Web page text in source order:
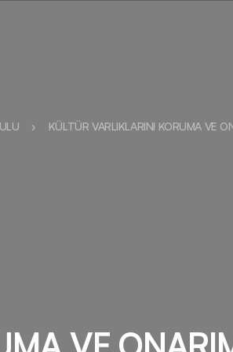
KÜLTÜR VARLIKLARINI KORUMA VE